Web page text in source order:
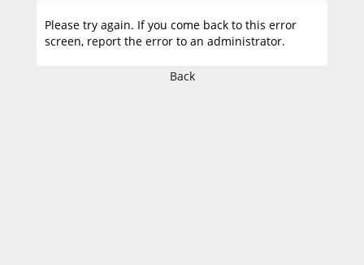
Please try again. If you come back to this error
screen, report the error to an administrator.
Back